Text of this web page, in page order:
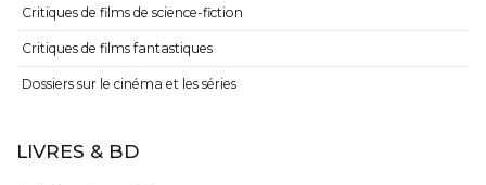
Critiques de films de science-fiction
Critiques de films fantastiques
Dossiers sur le cinéma et les séries
LIVRES & BD